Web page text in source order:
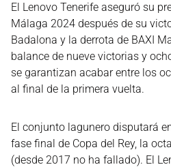
El Lenovo Tenerife aseguró su
Málaga 2024 después de su
Badalona y la derrota de BAXI
balance de nueve victorias y
se garantizan acabar entre los
al final de la primera vuelta.
El conjunto lagunero disputará
fase final de Copa del Rey, la
(desde 2017 no ha fallado). El